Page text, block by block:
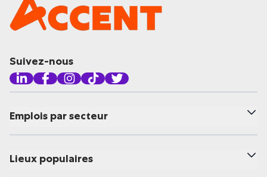
Suivez-nous
Emplois par secteur
Lieux populaires